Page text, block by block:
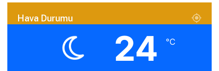
Hava Durumu
24 ℃